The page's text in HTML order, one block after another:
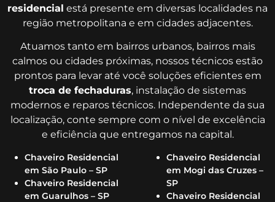
residencial está presente em diversas localidades na
região metropolitana e em cidades adjacentes.
Atuamos tanto em bairros urbanos, bairros mais
calmos ou cidades próximas, nossos técnicos estão
prontos para levar até você soluções eficientes em
troca de fechaduras, instalação de sistemas
modernos e reparos técnicos. Independente da sua
localização, conte sempre com o nível de excelência
e eficiência que entregamos na capital.
Chaveiro Residencial
em São Paulo – SP
Chaveiro Residencial
em Guarulhos – SP
Chaveiro Residencial
em Mogi das Cruzes –
SP
Chaveiro Residencial